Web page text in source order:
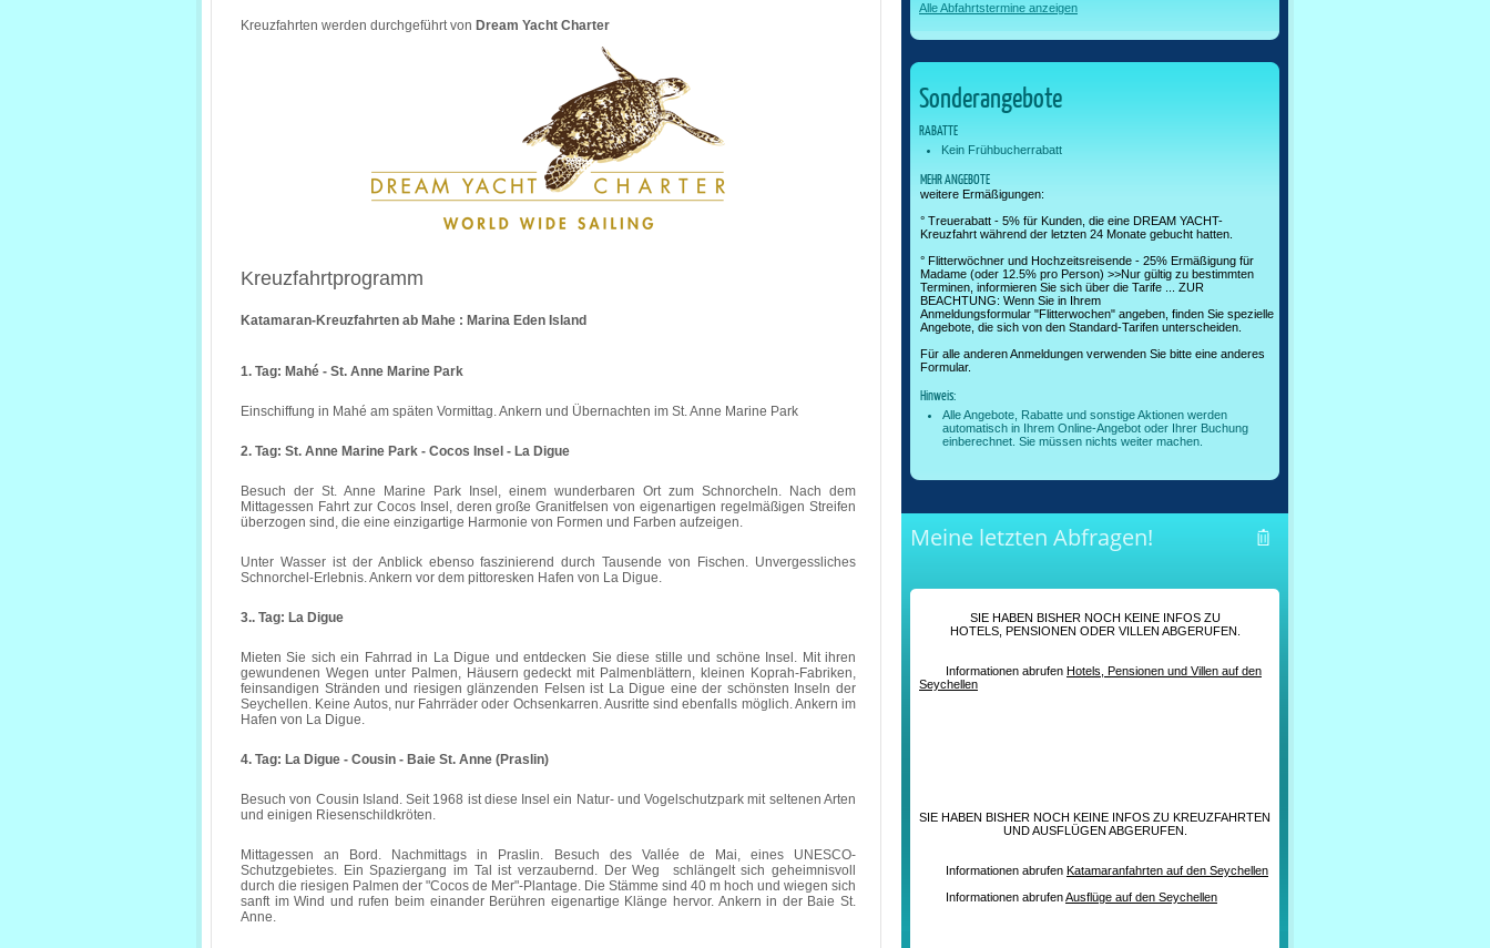
Kreuzfahrten werden durchgeführt von Dream Yacht Charter
Kreuzfahrtprogramm
Katamaran-Kreuzfahrten ab Mahe : Marina Eden Island
1. Tag: Mahé - St. Anne Marine Park
Einschiffung in Mahé am späten Vormittag. Ankern und Übernachten im St. Anne Marine Park
2. Tag: St. Anne Marine Park - Cocos Insel - La Digue
Besuch der St. Anne Marine Park Insel, einem wunderbaren Ort zum Schnorcheln. Nach dem
Mittagessen Fahrt zur Cocos Insel, deren große Granitfelsen von eigenartigen regelmäßigen Streifen
überzogen sind, die eine einzigartige Harmonie von Formen und Farben aufzeigen.
Unter Wasser ist der Anblick ebenso faszinierend durch Tausende von Fischen. Unvergessliches
Schnorchel-Erlebnis. Ankern vor dem pittoresken Hafen von La Digue.
3.. Tag: La Digue
Mieten Sie sich ein Fahrrad in La Digue und entdecken Sie diese stille und schöne Insel. Mit ihren
gewundenen Wegen unter Palmen, Häusern gedeckt mit Palmenblättern, kleinen Koprah-Fabriken,
feinsandigen Stränden und riesigen glänzenden Felsen ist La Digue eine der schönsten Inseln der
Seychellen. Keine Autos, nur Fahrräder oder Ochsenkarren. Ausritte sind ebenfalls möglich. Ankern im
Hafen von La Digue.
4. Tag: La Digue - Cousin - Baie St. Anne (Praslin)
Besuch von Cousin Island. Seit 1968 ist diese Insel ein Natur- und Vogelschutzpark mit seltenen Arten
und einigen Riesenschildkröten.
Mittagessen an Bord. Nachmittags in Praslin. Besuch des Vallée de Mai, eines UNESCO-
Schutzgebietes. Ein Spaziergang im Tal ist verzaubernd. Der Weg schlängelt sich geheimnisvoll
durch die riesigen Palmen der "Cocos de Mer"-Plantage. Die Stämme sind 40 m hoch und wiegen sich
sanft im Wind und rufen beim einander Berühren eigenartige Klänge hervor. Ankern in der Baie St.
Anne.
Alle Abfahrtstermine anzeigen
Sonderangebote
RABATTE
Kein Frühbucherrabatt
MEHR ANGEBOTE
weitere Ermäßigungen:
° Treuerabatt - 5% für Kunden, die eine DREAM YACHT-
Kreuzfahrt während der letzten 24 Monate gebucht hatten.
° Flitterwöchner und Hochzeitsreisende - 25% Ermäßigung für
Madame (oder 12.5% pro Person) >>Nur gültig zu bestimmten
Terminen, informieren Sie sich über die Tarife ... ZUR
BEACHTUNG: Wenn Sie in Ihrem
Anmeldungsformular "Flitterwochen" angeben, finden Sie spezielle
Angebote, die sich von den Standard-Tarifen unterscheiden.
Für alle anderen Anmeldungen verwenden Sie bitte eine anderes
Formular.
Hinweis:
Alle Angebote, Rabatte und sonstige Aktionen werden
automatisch in Ihrem Online-Angebot oder Ihrer Buchung
einberechnet. Sie müssen nichts weiter machen.
Meine letzten Abfragen!
SIE HABEN BISHER NOCH KEINE INFOS ZU
HOTELS, PENSIONEN ODER VILLEN ABGERUFEN.
Informationen abrufen Hotels, Pensionen und Villen auf den
Seychellen
SIE HABEN BISHER NOCH KEINE INFOS ZU KREUZFAHRTEN
UND AUSFLÜGEN ABGERUFEN.
Informationen abrufen Katamaranfahrten auf den Seychellen
Informationen abrufenAusflüge auf den Seychellen